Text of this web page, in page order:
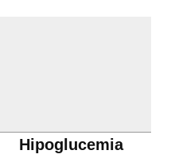
Hipoglucemia